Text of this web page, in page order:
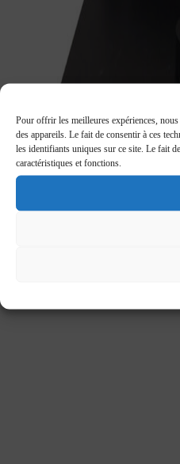
Pour offrir les meilleures expériences,
des appareils. Le fait de consentir à ces
les identifiants uniques sur ce site. Le fait
caractéristiques et fonctions.